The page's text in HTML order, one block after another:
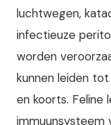
luchtwegen,
infectieuze
worden
kunnen leiden
en koorts. Feline
immuunsysteem